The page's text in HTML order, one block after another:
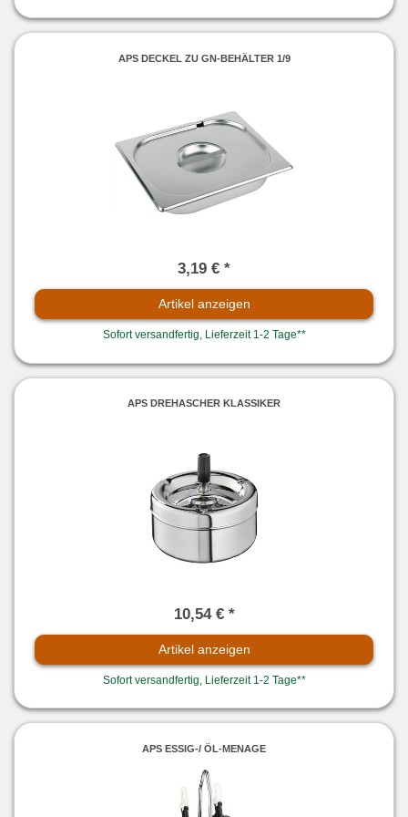
APS DECKEL ZU GN-BEHÄLTER 1/9
3,19 € *
Artikel anzeigen
Sofort versandfertig, Lieferzeit 1-2 Tage**
APS DREHASCHER KLASSIKER
10,54 € *
Artikel anzeigen
Sofort versandfertig, Lieferzeit 1-2 Tage**
APS ESSIG-/ ÖL-MENAGE